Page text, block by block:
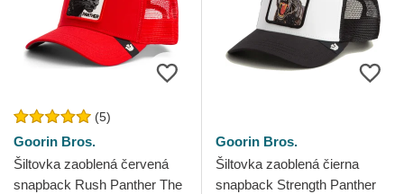
(5)
Goorin Bros.
Šiltovka zaoblená červená
snapback Rush Panther The
Goorin Bros.
Šiltovka zaoblená čierna
snapback Strength Panther